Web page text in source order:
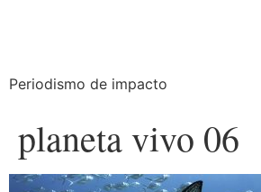
Periodismo de impacto
planeta vivo 06